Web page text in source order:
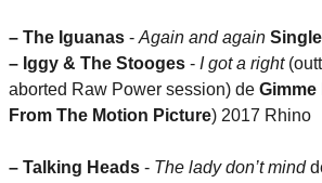
– The Iguanas - Again and again Single
– Iggy & The Stooges - I got a right
aborted Raw Power session) de Gimme
From The Motion Picture) 2017 Rhino
– Talking Heads - The lady don’t mind